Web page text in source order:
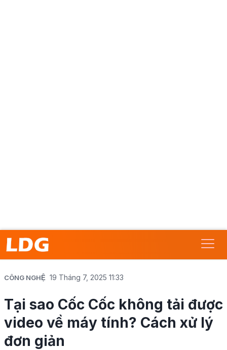
CÔNG NGHỆ 19 Tháng 7, 2025 11:33
Tại sao Cốc Cốc không tải được
video về máy tính? Cách xử lý
đơn giản